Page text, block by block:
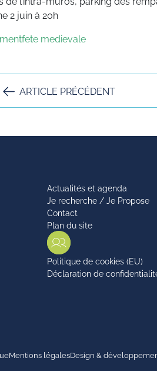
2 juin à 20h
medievale
ARTICLE PRÉCÉDENT
Actualités et agenda
Je recherche / Je Propose
Contact
Plan du site
Politique de cookies (EU)
Déclaration de
Mentions légalesDesign &